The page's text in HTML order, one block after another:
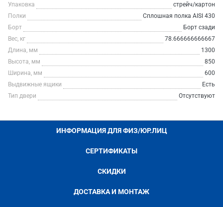
Упаковка
стрейч/картон
Полки
Сплошная полка AISI 430
Борт
Борт сзади
Вес, кг
78.666666666667
Длина, мм
1300
Высота, мм
850
Ширина, мм
600
Выдвижные ящики
Есть
Тип двери
Отсутствуют
ИНФОРМАЦИЯ ДЛЯ ФИЗ/ЮР.ЛИЦ
СЕРТИФИКАТЫ
СКИДКИ
ДОСТАВКА И МОНТАЖ